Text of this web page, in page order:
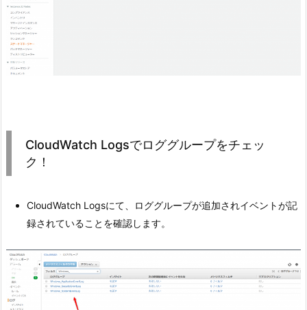
CloudWatch Logsでロググループをチェッ
ク！
CloudWatch Logsにて、ロググループが追加されイベントが記
録されていることを確認します。